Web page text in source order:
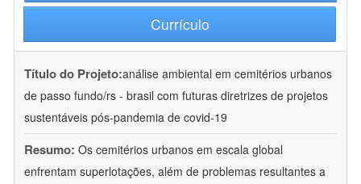
Currículo
Título do Projeto:análise ambiental em cemitérios urbanos
de passo fundo/rs - brasil com futuras diretrizes de projetos
sustentáveis pós-pandemia de covid-19
Resumo: Os cemitérios urbanos em escala global
enfrentam superlotações, além de problemas resultantes a